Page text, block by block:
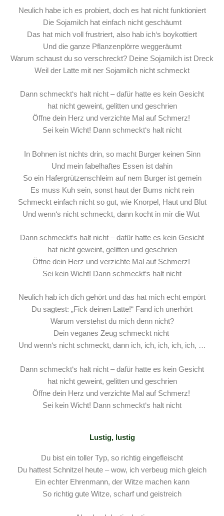
Neulich habe ich es probiert, doch es hat nicht funktioniert
Die Sojamilch hat einfach nicht geschäumt
Das hat mich voll frustriert, also hab ich‘s boykottiert
Und die ganze Pflanzenplörre weggeräumt
Warum schaust du so verschreckt? Deine Sojamilch ist Dreck
Weil der Latte mit ner Sojamilch nicht schmeckt
Dann schmeckt‘s halt nicht – dafür hatte es kein Gesicht
hat nicht geweint, gelitten und geschrien
Öffne dein Herz und verzichte Mal auf Schmerz!
Sei kein Wicht! Dann schmeckt‘s halt nicht
In Bohnen ist nichts drin, so macht Burger keinen Sinn
Und mein fabelhaftes Essen ist dahin
So ein Hafergrützenschleim auf nem Burger ist gemein
Es muss Kuh sein, sonst haut der Bums nicht rein
Schmeckt einfach nicht so gut, wie Knorpel, Haut und Blut
Und wenn‘s nicht schmeckt, dann kocht in mir die Wut
Dann schmeckt‘s halt nicht – dafür hatte es kein Gesicht
hat nicht geweint, gelitten und geschrien
Öffne dein Herz und verzichte Mal auf Schmerz!
Sei kein Wicht! Dann schmeckt‘s halt nicht
Neulich hab ich dich gehört und das hat mich echt empört
Du sagtest: „Fick deinen Latte!“ Fand ich unerhört
Warum verstehst du mich denn nicht?
Dein veganes Zeug schmeckt nicht
Und wenn‘s nicht schmeckt, dann ich, ich, ich, ich, ich, …
Dann schmeckt‘s halt nicht – dafür hatte es kein Gesicht
hat nicht geweint, gelitten und geschrien
Öffne dein Herz und verzichte Mal auf Schmerz!
Sei kein Wicht! Dann schmeckt‘s halt nicht
Lustig, lustig
Du bist ein toller Typ, so richtig eingefleischt
Du hattest Schnitzel heute – wow, ich verbeug mich gleich
Ein echter Ehrenmann, der Witze machen kann
So richtig gute Witze, scharf und geistreich